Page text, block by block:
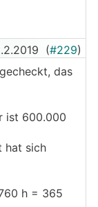
(#229)
das
ist 600.000
hat sich
h = 365